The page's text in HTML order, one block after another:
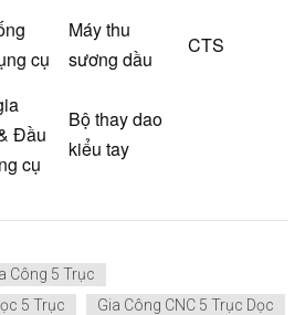
cụ
Máy thu
sương dầu
CTS
Đầu
cụ
Bộ thay dao
kiểu tay
Công 5 Trục
5 Trục
Gia Công CNC 5 Trục Dọc